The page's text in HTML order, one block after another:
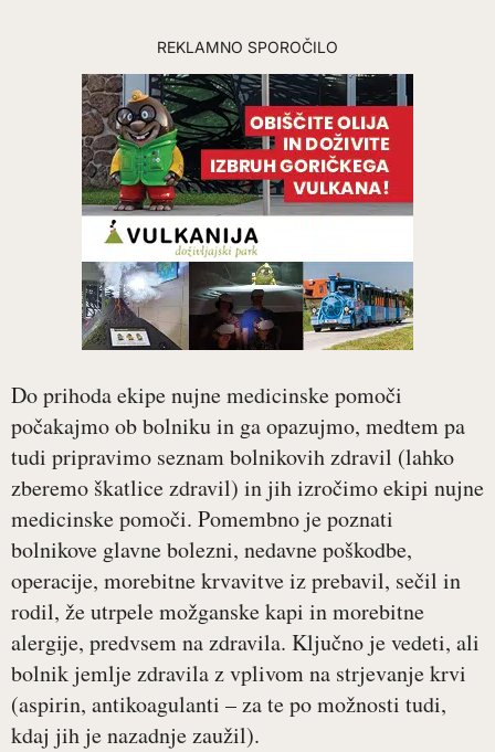
REKLAMNO SPOROČILO
Do prihoda ekipe nujne medicinske pomoči
počakajmo ob bolniku in ga opazujmo, medtem pa
tudi pripravimo seznam bolnikovih zdravil (lahko
zberemo škatlice zdravil) in jih izročimo ekipi nujne
medicinske pomoči. Pomembno je poznati
bolnikove glavne bolezni, nedavne poškodbe,
operacije, morebitne krvavitve iz prebavil, sečil in
rodil, že utrpele možganske kapi in morebitne
alergije, predvsem na zdravila. Ključno je vedeti, ali
bolnik jemlje zdravila z vplivom na strjevanje krvi
(aspirin, antikoagulanti – za te po možnosti tudi,
kdaj jih je nazadnje zaužil).